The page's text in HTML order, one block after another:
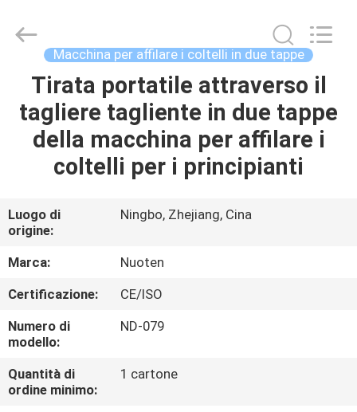
CASA.
PRODOTTI
SU
DI
NOI
VISITA
DELLA
FABBRICA
Norton
Electric
Macchina per affilare i coltelli in due tappe
Tirata portatile attraverso il
tagliere tagliente in due tappe
della macchina per affilare i
coltelli per i principianti
Luogo di
origine:
Ningbo, Zhejiang, Cina
Marca:
Nuoten
Certificazione:
CE/ISO
Numero di
modello:
ND-079
Quantità di
ordine minimo:
1 cartone